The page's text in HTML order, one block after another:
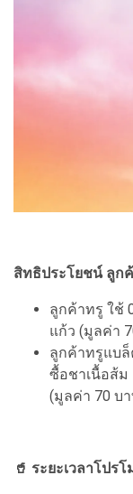
สิทธิประโยชน์ ลูก
ลูกค้าทรู ใช้
แก้ว (มูลค่า
ลูกค้าทรูแบล็
ซื้อชาเนื้อส้ม
(มูลค่า 70 บ
🥤 ระยะเวลาโปร